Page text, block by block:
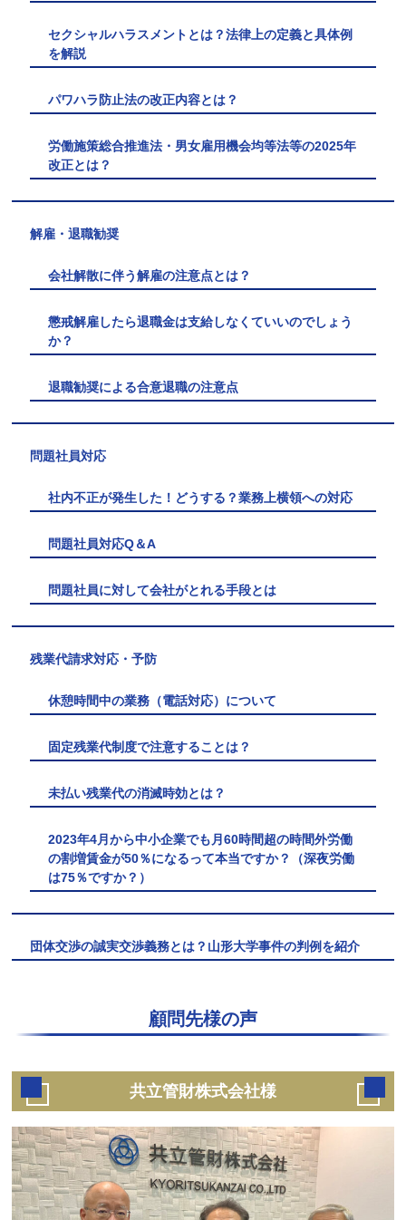
セクシャルハラスメントとは？法律上の定義と具体例
を解説
パワハラ防止法の改正内容とは？
労働施策総合推進法・男女雇用機会均等法等の2025年
改正とは？
解雇・退職勧奨
会社解散に伴う解雇の注意点とは？
懲戒解雇したら退職金は支給しなくていいのでしょう
か？
退職勧奨による合意退職の注意点
問題社員対応
社内不正が発生した！どうする？業務上横領への対応
問題社員対応Q＆A
問題社員に対して会社がとれる手段とは
残業代請求対応・予防
休憩時間中の業務（電話対応）について
固定残業代制度で注意することは？
未払い残業代の消滅時効とは？
2023年4月から中小企業でも月60時間超の時間外労働
の割増賃金が50％になるって本当ですか？（深夜労働
は75％ですか？）
団体交渉の誠実交渉義務とは？山形大学事件の判例を紹介
顧問先様の声
共立管財株式会社様